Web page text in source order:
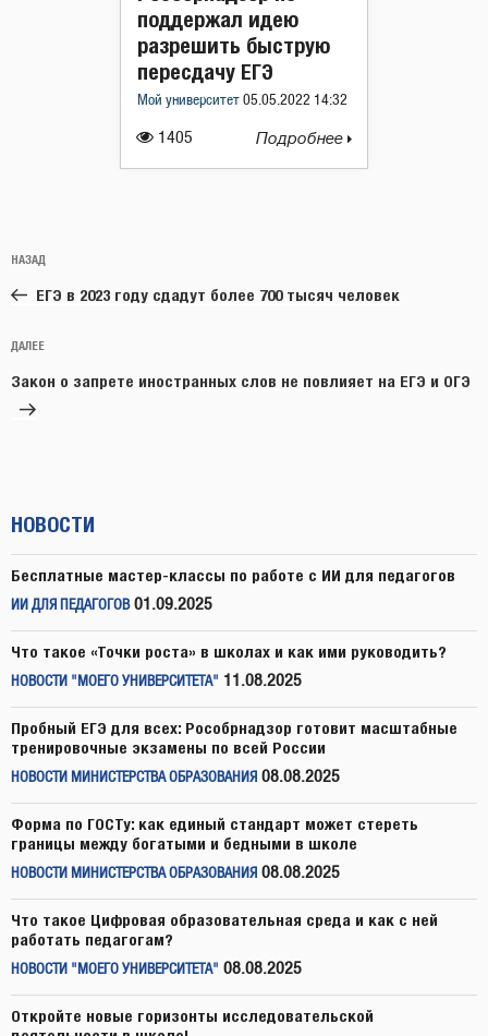
1405
поддержал идею
разрешить быструю
пересдачу ЕГЭ
Мой университет 05.05.2022 14:32
Подробнее
по
записям
Предыдущая
запись:
НАЗАД
ЕГЭ в 2023 году сдадут более 700 тысяч человек
Следующая
запись
ДАЛЕЕ
Закон о запрете иностранных слов не повлияет на ЕГЭ и ОГЭ
НОВОСТИ
Бесплатные мастер-классы по работе с ИИ для педагогов
ИИ ДЛЯ ПЕДАГОГОВ 01.09.2025
Что такое «Точки роста» в школах и как ими руководить?
НОВОСТИ "МОЕГО УНИВЕРСИТЕТА" 11.08.2025
Пробный ЕГЭ для всех: Рособрнадзор готовит масштабные
тренировочные экзамены по всей России
НОВОСТИ МИНИСТЕРСТВА ОБРАЗОВАНИЯ 08.08.2025
Форма по ГОСТу: как единый стандарт может стереть
границы между богатыми и бедными в школе
НОВОСТИ МИНИСТЕРСТВА ОБРАЗОВАНИЯ 08.08.2025
Что такое Цифровая образовательная среда и как с ней
работать педагогам?
НОВОСТИ "МОЕГО УНИВЕРСИТЕТА" 08.08.2025
Откройте новые горизонты исследовательской